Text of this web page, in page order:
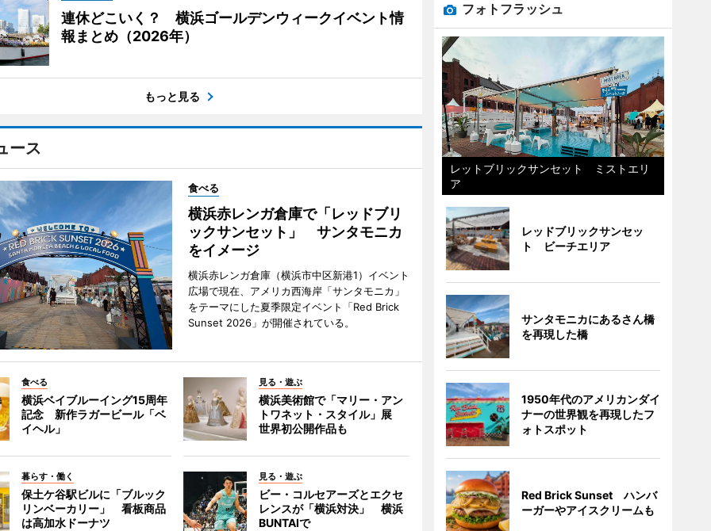
連休どこいく？ 横浜ゴールデンウィークイベント情
報まとめ（2026年）
もっと見る
ース
食べる
横浜赤レンガ倉庫で「レッドブリ
ックサンセット」 サンタモニカ
をイメージ
横浜赤レンガ倉庫（横浜市中区新港1）イベント
広場で現在、アメリカ西海岸「サンタモニカ」
をテーマにした夏季限定イベント「Red Brick
Sunset 2026」が開催されている。
食べる
横浜ベイブルーイング15周年
記念 新作ラガービール「ベ
イヘル」
見る・遊ぶ
横浜美術館で「マリー・アン
トワネット・スタイル」展
世界初公開作品も
暮らす・働く
保土ケ谷駅ビルに「ブルック
リンベーカリー」 看板商品
は高加水ドーナツ
見る・遊ぶ
ビー・コルセアーズとエクセ
レンスが「横浜対決」 横浜
BUNTAIで
フォトフラッシュ
レットブリックサンセット ミストエリ
ア
レッドブリックサンセッ
ト ビーチエリア
サンタモニカにあるさん橋
を再現した橋
1950年代のアメリカンダイ
ナーの世界観を再現したフ
ォトスポット
Red Brick Sunset ハンバ
ーガーやアイスクリームも